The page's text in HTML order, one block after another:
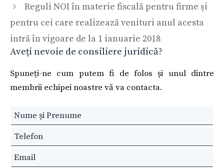
Reguli NOI în materie fiscală pentru firme şi
pentru cei care realizează venituri anul acesta
intră în vigoare de la 1 ianuarie 2018
Aveți nevoie de consiliere juridică?
Spuneți-ne cum putem fi de folos și unul dintre
membrii echipei noastre vă va contacta.
Leave
this
field
blank